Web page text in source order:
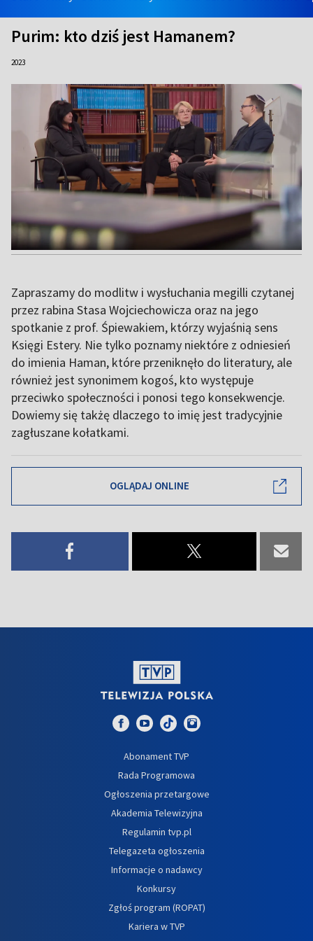
Purim: kto dziś jest Hamanem?
2023
Zapraszamy do modlitw i wysłuchania megilli czytanej
przez rabina Stasa Wojciechowicza oraz na jego
spotkanie z prof. Śpiewakiem, którzy wyjaśnią sens
Księgi Estery. Nie tylko poznamy niektóre z odniesień
do imienia Haman, które przeniknęło do literatury, ale
również jest synonimem kogoś, kto występuje
przeciwko społeczności i ponosi tego konsekwencje.
Dowiemy się takżę dlaczego to imię jest tradycyjnie
zagłuszane kołatkami.
OGLĄDAJ ONLINE
Abonament TVP
Rada Programowa
Ogłoszenia przetargowe
Akademia Telewizyjna
Regulamin tvp.pl
Telegazeta ogłoszenia
Informacje o nadawcy
Konkursy
Zgłoś program (ROPAT)
Kariera w TVP